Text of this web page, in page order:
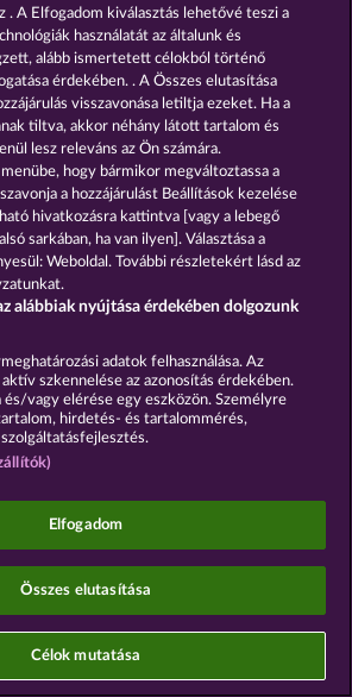
feltételek
tájékoztató Impresszum
GYIK Szójegyzék
Facebook
kérelem benyújtása
kizárólag szórakoztatási
és azok egyáltalán nem
a játékos a jövőben valódi
lesz sikeres a szerencsejáték
Whow Games GmbH
. A Elfogadom kiválasztás lehetővé teszi a
használatát az általunk és
alább ismertetett célokból történő
érdekében. . A Összes elutasítása
visszavonása letiltja ezeket. Ha a
tiltva, akkor néhány látott tartalom és
lesz releváns az Ön számára.
hogy bármikor megváltoztassa a
a hozzájárulást Beállítások kezelése
hivatkozásra kattintva [vagy a lebegő
sarkában, ha van ilyen]. Választása a
Weboldal. További részletekért lásd az
alábbiak nyújtása érdekében dolgozunk
adatok felhasználása. Az
szkennelése az azonosítás érdekében.
és/vagy elérése egy eszközön. Személyre
hirdetés- és tartalommérés,
Elfogadom
Összes elutasítása
Célok mutatása